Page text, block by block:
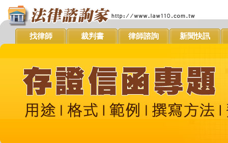
找律師 裁判書 律師諮詢 新聞快訊